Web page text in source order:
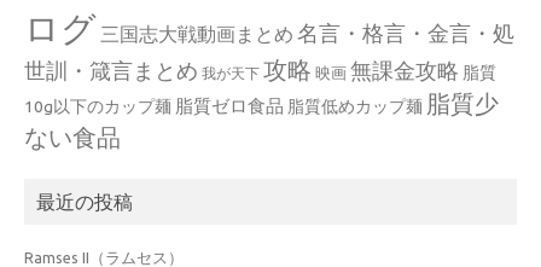
ログ 三国志大戦動画まとめ 名言・格言・金言・処
世訓・箴言まとめ 我が天下 攻略 映画 無課金攻略 脂質
10g以下のカップ麺 脂質ゼロ食品 脂質低めカップ麺 脂質少
ない食品
最近の投稿
Ramses II（ラムセス）